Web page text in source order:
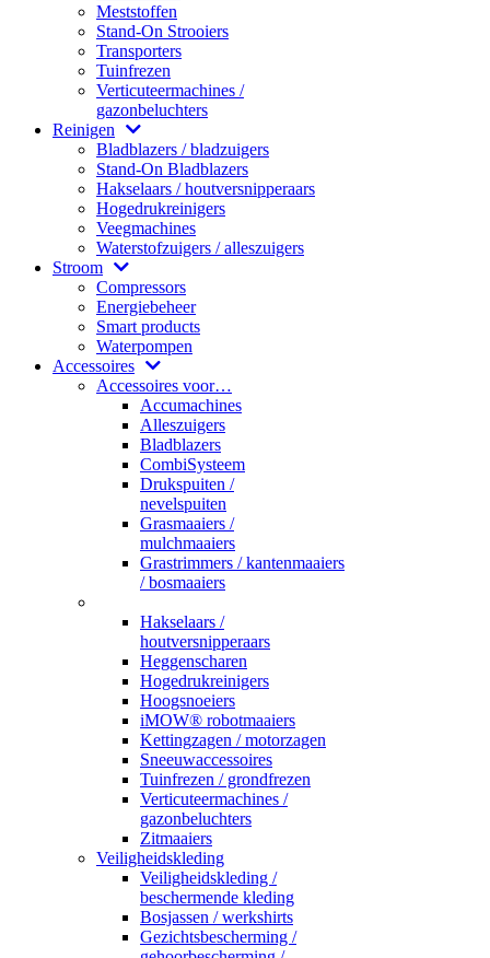
Meststoffen
Stand-On Strooiers
Transporters
Tuinfrezen
Verticuteermachines /
gazonbeluchters
Reinigen
Bladblazers / bladzuigers
Stand-On Bladblazers
Hakselaars / houtversnipperaars
Hogedrukreinigers
Veegmachines
Waterstofzuigers / alleszuigers
Stroom
Compressors
Energiebeheer
Smart products
Waterpompen
Accessoires
Accessoires voor…
Accumachines
Alleszuigers
Bladblazers
CombiSysteem
Drukspuiten /
nevelspuiten
Grasmaaiers /
mulchmaaiers
Grastrimmers / kantenmaaiers
/ bosmaaiers
Hakselaars /
houtversnipperaars
Heggenscharen
Hogedrukreinigers
Hoogsnoeiers
iMOW® robotmaaiers
Kettingzagen / motorzagen
Sneeuwaccessoires
Tuinfrezen / grondfrezen
Verticuteermachines /
gazonbeluchters
Zitmaaiers
Veiligheidskleding
Veiligheidskleding /
beschermende kleding
Bosjassen / werkshirts
Gezichtsbescherming /